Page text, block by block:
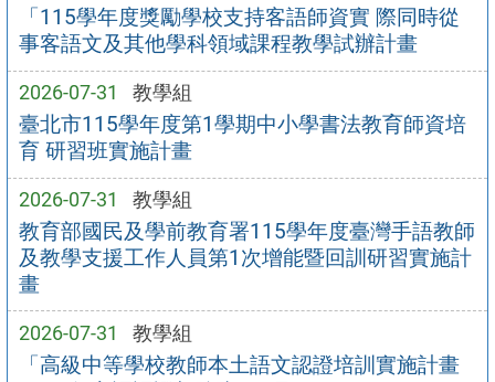
「115學年度獎勵學校支持客語師資實 際同時從
事客語文及其他學科領域課程教學試辦計畫
2026-07-31 教學組
臺北市115學年度第1學期中小學書法教育師資培
育 研習班實施計畫
2026-07-31 教學組
教育部國民及學前教育署115學年度臺灣手語教師
及教學支援工作人員第1次增能暨回訓研習實施計
畫
2026-07-31 教學組
「高級中等學校教師本土語文認證培訓實施計畫